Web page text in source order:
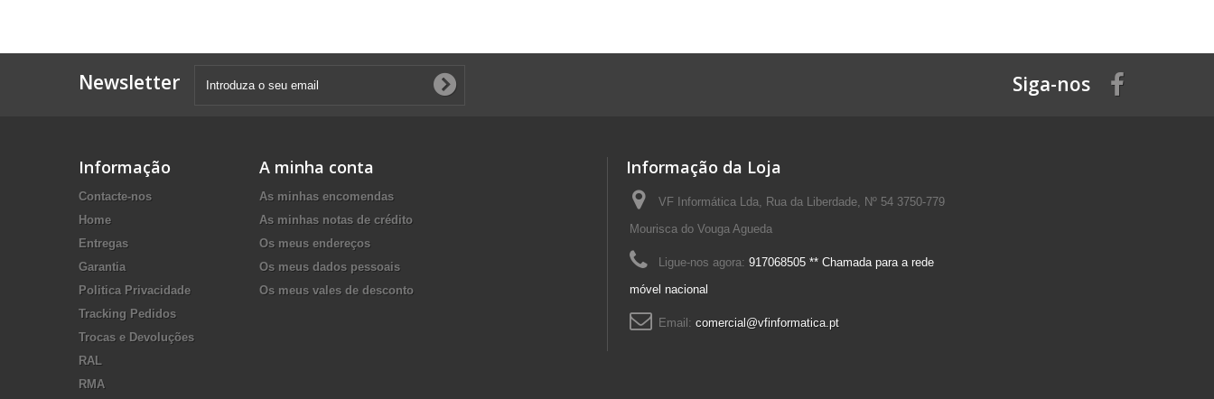
Newsletter Siga-nos
Informação
Contacte-nos
Home
Entregas
Garantia
Politica Privacidade
Tracking Pedidos
Trocas e Devoluções
RAL
RMA
A minha conta
As minhas encomendas
As minhas notas de crédito
Os meus endereços
Os meus dados pessoais
Os meus vales de desconto
Informação da Loja
VF Informática Lda, Rua da Liberdade, Nº 54 3750-779
Mourisca do Vouga Agueda
Ligue-nos agora: 917068505 ** Chamada para a rede
móvel nacional
Email: comercial@vfinformatica.pt